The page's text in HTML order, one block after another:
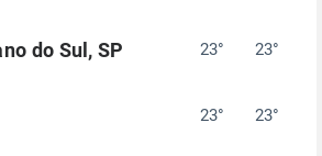
do Sul, SP 23° 23°
23° 23°